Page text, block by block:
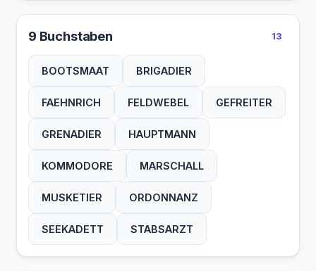
9 Buchstaben 13
BOOTSMAAT BRIGADIER
FAEHNRICH FELDWEBEL GEFREITER
GRENADIER HAUPTMANN
KOMMODORE MARSCHALL
MUSKETIER ORDONNANZ
SEEKADETT STABSARZT